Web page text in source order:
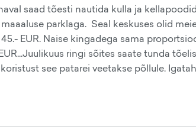
saad tõesti nautida kulla ja
parklaga. Seal keskuses olid
EUR. Naise kingadega sama
ringi sõites saate tunda
see patarei veetakse põllule.